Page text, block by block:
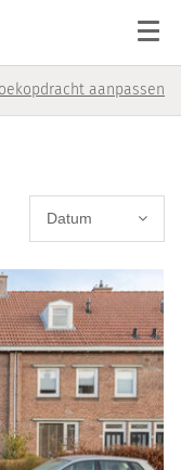
aanpassen
Datum